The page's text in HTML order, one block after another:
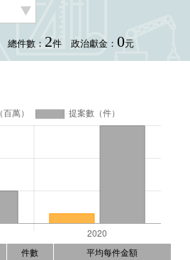
總件數： 2件 政治獻金： 0元
件數 平均每件金額